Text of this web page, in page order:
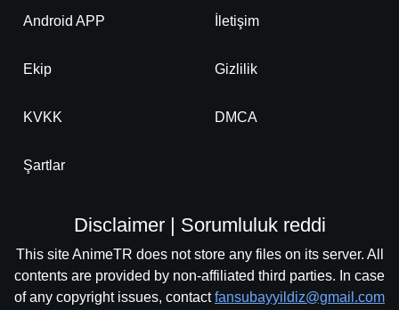
Android APP İletişim
Ekip Gizlilik
KVKK DMCA
Şartlar
Disclaimer | Sorumluluk reddi
This site AnimeTR does not store any files on its server. All
contents are provided by non-affiliated third parties. In case
of any copyright issues, contactfansubayyildiz@gmail.com